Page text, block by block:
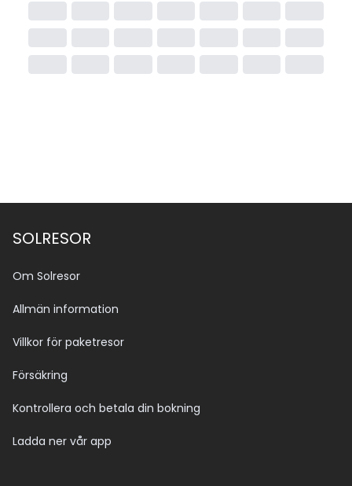
SOLRESOR
Om Solresor
Allmän information
Villkor för paketresor
Försäkring
Kontrollera och betala din bokning
Ladda ner vår app